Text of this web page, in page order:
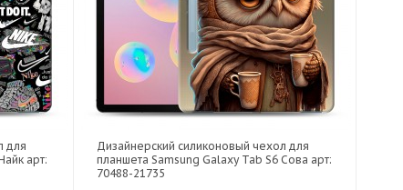
для
арт:
Дизайнерский силиконовый чехол для
планшета Samsung Galaxy Tab S6 Сова арт:
70488-21735